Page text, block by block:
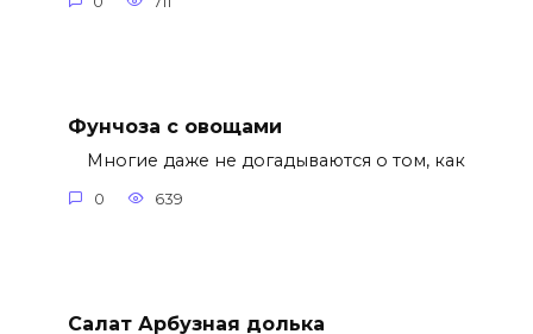
Фунчоза с овощами
Многие даже не догадываются о том, как
0 639
Салат Арбузная долька